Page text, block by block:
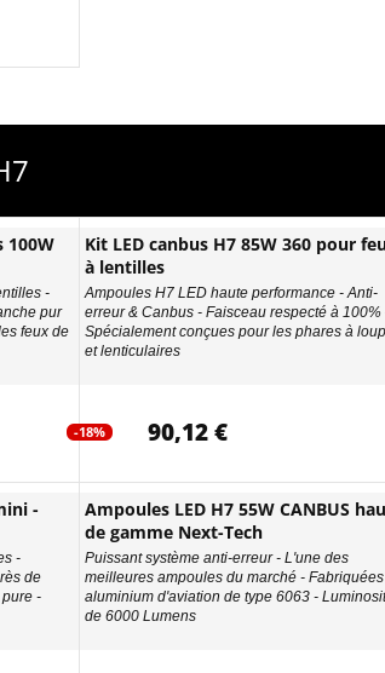
100W
-
pur
feux de
Kit LED canbus H7 85W 360 pour
à lentilles
Ampoules H7 LED haute performance - Anti-
erreur & Canbus - Faisceau respecté à 100%
Spécialement conçues pour les phares à
et lenticulaires
-18% 90,12 €
-
-
de
-
Ampoules LED H7 55W CANBUS
de gamme Next-Tech
Puissant système anti-erreur - L'une des
meilleures ampoules du marché -
aluminium d'aviation de type 6063 -
de 6000 Lumens